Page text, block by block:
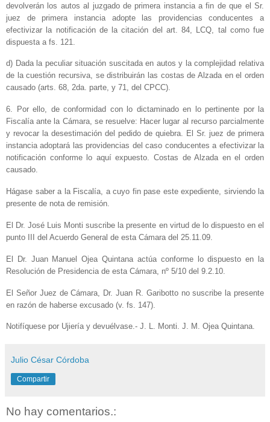
devolverán los autos al juzgado de primera instancia a fin de que el Sr.
juez de primera instancia adopte las providencias conducentes a
efectivizar la notificación de la citación del art. 84, LCQ, tal como fue
dispuesta a fs. 121.
d) Dada la peculiar situación suscitada en autos y la complejidad relativa
de la cuestión recursiva, se distribuirán las costas de Alzada en el orden
causado (arts. 68, 2da. parte, y 71, del CPCC).
6. Por ello, de conformidad con lo dictaminado en lo pertinente por la
Fiscalía ante la Cámara, se resuelve: Hacer lugar al recurso parcialmente
y revocar la desestimación del pedido de quiebra. El Sr. juez de primera
instancia adoptará las providencias del caso conducentes a efectivizar la
notificación conforme lo aquí expuesto. Costas de Alzada en el orden
causado.
Hágase saber a la Fiscalía, a cuyo fin pase este expediente, sirviendo la
presente de nota de remisión.
El Dr. José Luis Monti suscribe la presente en virtud de lo dispuesto en el
punto III del Acuerdo General de esta Cámara del 25.11.09.
El Dr. Juan Manuel Ojea Quintana actúa conforme lo dispuesto en la
Resolución de Presidencia de esta Cámara, nº 5/10 del 9.2.10.
El Señor Juez de Cámara, Dr. Juan R. Garibotto no suscribe la presente
en razón de haberse excusado (v. fs. 147).
Notifíquese por Ujiería y devuélvase.- J. L. Monti. J. M. Ojea Quintana.
Julio César Córdoba
Compartir
No hay comentarios.: